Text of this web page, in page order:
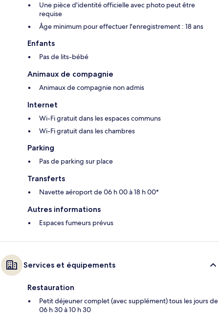
Une pièce d'identité officielle avec photo peut être
requise
Âge minimum pour effectuer l'enregistrement : 18 ans
Enfants
Pas de lits-bébé
Animaux de compagnie
Animaux de compagnie non admis
Internet
Wi-Fi gratuit dans les espaces communs
Wi-Fi gratuit dans les chambres
Parking
Pas de parking sur place
Transferts
Navette aéroport de 06 h 00 à 18 h 00*
Autres informations
Espaces fumeurs prévus
Services et équipements
Restauration
Petit déjeuner complet (avec supplément) tous les jours de
06 h 30 à 10 h 30